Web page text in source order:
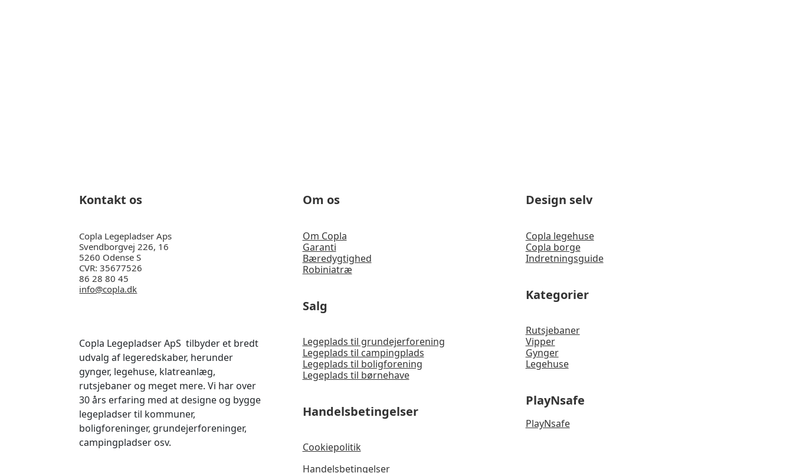
Kontakt os
Copla Legepladser Aps
Svendborgvej 226, 16
5260 Odense S
CVR: 35677526
86 28 80 45
info@copla.dk
Copla Legepladser ApS tilbyder et bredt
udvalg af legeredskaber, herunder
gynger, legehuse, klatreanlæg,
rutsjebaner og meget mere. Vi har over
30 års erfaring med at designe og bygge
legepladser til kommuner,
boligforeninger, grundejerforeninger,
campingpladser osv.
Om os
Om Copla
Garanti
Bæredygtighed
Robiniatræ
Salg
Legeplads til grundejerforening
Legeplads til campingplads
Legeplads til boligforening
Legeplads til børnehave
Handelsbetingelser
Cookiepolitik
Handelsbetingelser
Design selv
Copla legehuse
Copla borge
Indretningsguide
Kategorier
Rutsjebaner
Vipper
Gynger
Legehuse
PlayNsafe
PlayNsafe